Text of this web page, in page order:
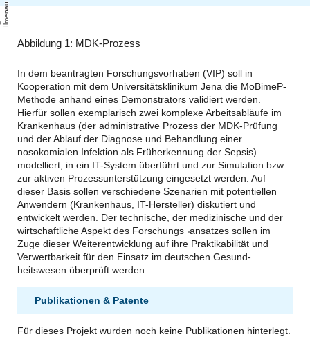
u
Abbildung 1: MDK-Prozess
In dem beantragten Forschungsvorhaben (VIP) soll in
Kooperation mit dem Universitätsklinikum Jena die MoBimeP-
Methode anhand eines Demonstrators validiert werden.
Hierfür sollen exemplarisch zwei komplexe Arbeitsabläufe im
Krankenhaus (der administrative Prozess der MDK-Prüfung
und der Ablauf der Diagnose und Behandlung einer
nosokomialen Infektion als Früherkennung der Sepsis)
modelliert, in ein IT-System überführt und zur Simulation bzw.
zur aktiven Prozessunterstützung eingesetzt werden. Auf
dieser Basis sollen verschiedene Szenarien mit potentiellen
Anwendern (Krankenhaus, IT-Hersteller) diskutiert und
entwickelt werden. Der technische, der medizinische und der
wirtschaftliche Aspekt des Forschungs¬ansatzes sollen im
Zuge dieser Weiterentwicklung auf ihre Praktikabilität und
Verwertbarkeit für den Einsatz im deutschen Gesund-
heitswesen überprüft werden.
Publikationen & Patente
Für dieses Projekt wurden noch keine Publikationen hinterlegt.